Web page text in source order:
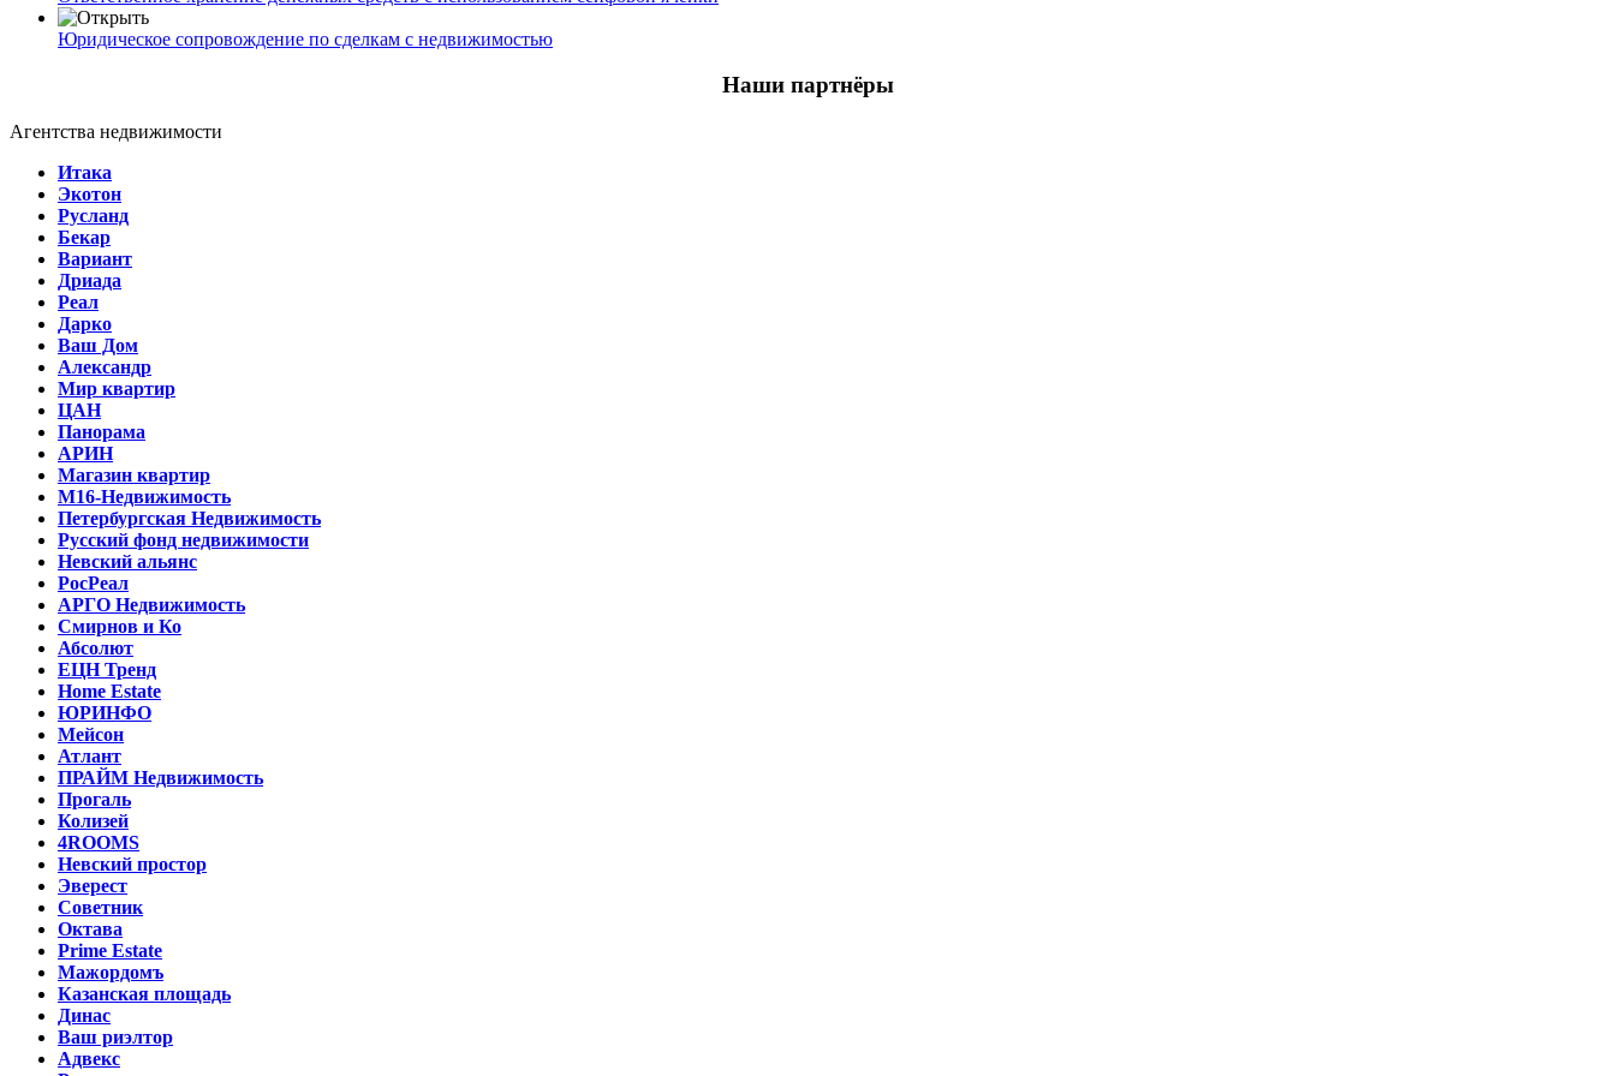
Юридическое сопровождение по сделкам с недвижимостью
Наши партнёры
Агентства недвижимости
Итака
Экотон
Русланд
Бекар
Вариант
Дриада
Реал
Дарко
Ваш Дом
Александр
Мир квартир
ЦАН
Панорама
АРИН
Магазин квартир
М16-Недвижимость
Петербургская Недвижимость
Русский фонд недвижимости
Невский альянс
РосРеал
АРГО Недвижимость
Смирнов и Ко
Абсолют
ЕЦН Тренд
Home Estate
ЮРИНФО
Мейсон
Атлант
ПРАЙМ Недвижимость
Прогаль
Колизей
4ROOMS
Невский простор
Эверест
Советник
Октава
Prime Estate
Мажордомъ
Казанская площадь
Динас
Ваш риэлтор
Адвекс